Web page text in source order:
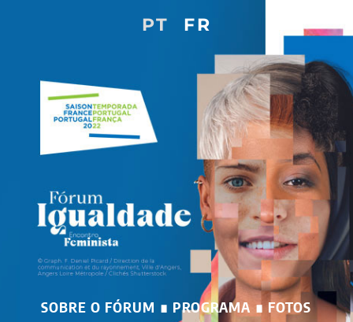
PT FR
SOBRE O FÓRUM ∎ PROGRAMA ∎ FOTOS